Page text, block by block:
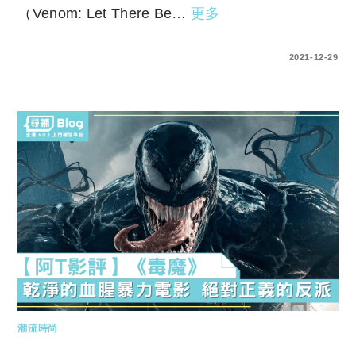
（Venom: Let There Be… 更多
2021-12-29
潮流時尚